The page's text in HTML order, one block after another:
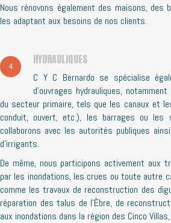
Nous rénovons également des maisons,
les adaptant aux besoins de nos clients.
4
HYDRAULIQUES
C Y C Bernardo se spécialise
d’ouvrages hydrauliques,
du secteur primaire, tels que les canaux et
conduit, ouvert, etc.), les barrages ou les
collaborons avec les autorités publiques
d’irrigants.
De même, nous participons activement aux
par les inondations, les crues ou toute autre
comme les travaux de reconstruction des
réparation des talus de l’Èbre, de
aux inondations dans la région des Cinco